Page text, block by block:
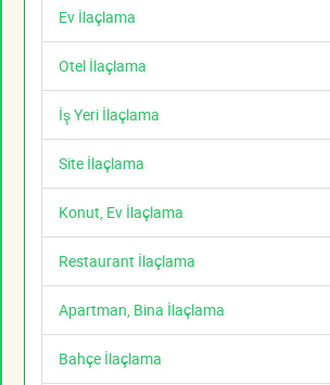
Ev İlaçlama
Otel İlaçlama
İş Yeri İlaçlama
Site İlaçlama
Konut, Ev İlaçlama
Restaurant İlaçlama
Apartman, Bina İlaçlama
Bahçe İlaçlama